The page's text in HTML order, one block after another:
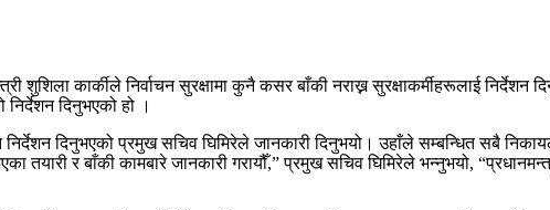
शुशिला कार्कीले निर्वाचन सुरक्षामा कुनै कसर बाँकी नराख्न सुरक्षाकर्मीहरूलाई निर्देशन
निर्देशन दिनुभएको हो ।
निर्देशन दिनुभएको प्रमुख सचिव घिमिरेले जानकारी दिनुभयो। उहाँले सम्बन्धित सबै
तयारी र बाँकी कामबारे जानकारी गरायौँ,” प्रमुख सचिव घिमिरेले भन्नुभयो,